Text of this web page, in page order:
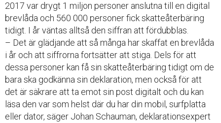
2017 var drygt 1 miljon personer anslutna till en digital
brevlåda och 560 000 personer fick skatteåterbäring
tidigt. I år väntas alltså den siffran att fördubblas.
– Det är glädjande att så många har skaffat en brevlåda
i år och att siffrorna fortsätter att stiga. Dels för att
dessa personer kan få sin skatteåterbäring tidigt om de
bara ska godkänna sin deklaration, men också för att
det är säkrare att ta emot sin post digitalt och du kan
läsa den var som helst där du har din mobil, surfplatta
eller dator, säger Johan Schauman, deklarationsexpert